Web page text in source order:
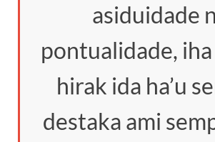
asiduidade
pontualidade,
hirak ida ha’u
destaka ami